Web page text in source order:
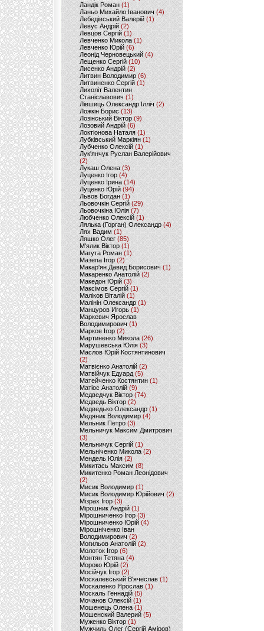
Ландік Роман (1)
Ланьо Михайло Іванович(4)
Лебедівський Валерій(1)
Левус Андрій(2)
Левцов Сергій (1)
Левченко Микола (1)
Левченко Юрій (6)
Леонід Черновецький (4)
Лещенко Сергій (10)
Лисенко Андрій (2)
Литвин Володимир (6)
Литвиненко Сергій (1)
Лихоліт Валентин
Станіславович (1)
Лівшиць Олександр Ілліч (2)
Ложкін Борис(13)
Лозінський Віктор(9)
Лозовий Андрій (6)
Локтіонова Наталя (1)
Лубківський Маркіян(1)
Лубченко Олексій (1)
Лук'янчук Руслан Валерійович
(2)
Лукаш Олена (3)
Луценко Ігор (4)
Луценко Ірина (14)
Луценко Юрій (94)
Львов Богдан (1)
Льовочкін Сергій (29)
Льовочкіна Юлія(7)
Любченко Олексій(1)
Лялька (Горган) Олександр(4)
Лях Вадим (1)
Ляшко Олег (85)
М'ялик Віктор(1)
Магута Роман(1)
Мазепа Ігор (2)
Макар'ян Давид Борисович(1)
Макаренко Анатолій (2)
Македон Юрій(3)
Максімов Сергій (1)
Маліков Віталій (1)
Малінін Олександр (1)
Манцуров Игорь (1)
Маркевич Ярослав
Володимирович (1)
Марков Ігор (2)
Мартиненко Микола (26)
Марушевська Юлія (3)
Маслов Юрій Костянтинович
(2)
Матвієнко Анатолій (2)
Матвійчук Едуард(5)
Матейченко Костянтин (1)
Матіос Анатолій (9)
Медведчук Віктор(74)
Медведь Віктор (2)
Медведько Олександр (1)
Медяник Володимир(4)
Мельник Петро (3)
Мельничук Максим Дмитрович
(3)
Мельничук Сергій (1)
Мельніченко Микола (2)
Мендель Юлія (2)
Микитась Максим (8)
Микитенко Роман Леонідович
(2)
Мисик Володимир (1)
Мисик Володимир Юрійович(2)
Мізрах Ігор(3)
Мірошник Андрій(1)
Мірошниченко Ігор (3)
Мірошниченко Юрій(4)
Мірошніченко Іван
Володимирович (2)
Могильов Анатолій (2)
Молоток Ігор (6)
Монтян Тетяна (4)
Мороко Юрій(2)
Мосійчук Ігор (2)
Москалевський В'ячеслав (1)
Москаленко Ярослав (1)
Москаль Геннадій (5)
Мочанов Олексій(1)
Мошенець Олена(1)
Мошенский Валерий (5)
Муженко Віктор (1)
Мужчиль Олег (Сергій Аміров)